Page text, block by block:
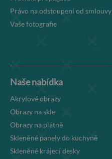
Právo na odstoupení od smlouvy
Vaše fotografie
Naše nabídka
Akrylové obrazy
Obrazy na skle
Obrazy na plátně
Skleněné panely do kuchyně
Skleněné krájecí desky